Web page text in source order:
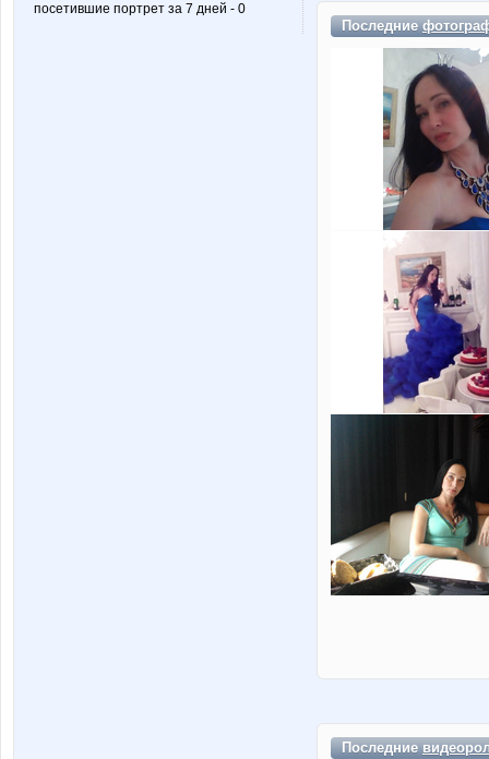
посетившие портрет за 7 дней - 0
Последние
Последние